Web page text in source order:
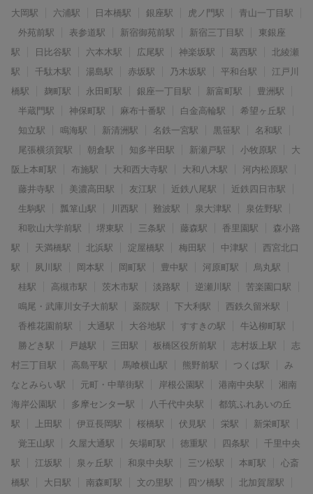
大岡駅
六浦駅 日本橋駅 銀座駅 虎ノ門駅
青山一丁目駅
外苑前駅
表参道駅 新宿御苑前駅 新宿三丁目駅
東銀座
駅
日比谷駅 六本木駅 広尾駅 神楽坂駅 葛西駅
北綾瀬
駅
千駄木駅 湯島駅 赤坂駅 乃木坂駅 平和台駅
江戸川
橋駅
麹町駅 永田町駅 銀座一丁目駅 新富町駅
豊洲駅
半蔵門駅
神保町駅 麻布十番駅 白金高輪駅
希望ヶ丘駅
知立駅
鳴海駅 新清洲駅 名鉄一宮駅 黒笹駅
名和駅
尾張横須賀駅
朝倉駅 知多半田駅 新瀬戸駅 小牧原駅
大
阪上本町駅
布施駅 大和西大寺駅 大和八木駅
河内松原駅
藤井寺駅
美濃高田駅 友江駅 近鉄八尾駅
近鉄四日市駅
生駒駅
瓢箪山駅 川西駅 難波駅 泉大津駅
泉佐野駅
和歌山大学前駅
堺東駅 三条駅 藤森駅 香里園駅
森小路
駅
天満橋駅 北浜駅 淀屋橋駅 梅田駅 中津駅
西宮北口
駅
夙川駅 岡本駅 岡町駅 豊中駅 河原町駅
烏丸駅
桂駅
高槻市駅 茨木市駅 淡路駅 逆瀬川駅
苦楽園口駅
鳴尾・武庫川女子大前駅
薬院駅 下大利駅
西鉄久留米駅
香椎花園前駅
大通駅 大谷地駅 すすきの駅
牛込柳町駅
勝どき駅
戸越駅 三田駅 板橋区役所前駅 志村坂上駅
志
村三丁目駅
高島平駅 馬喰横山駅 熊野前駅 つくば駅
み
なとみらい駅
元町・中華街駅 岸根公園駅 港南中央駅
湘南
海岸公園駅
多摩センター駅 八千代中央駅
都筑ふれあいの丘
駅
上田駅 伊豆長岡駅 桜橋駅 伏見駅 栄駅
新栄町駅
覚王山駅
久屋大通駅 矢場町駅 徳重駅 四条駅
千里中央
駅
江坂駅 泉ヶ丘駅 和泉中央駅 三ツ松駅 本町駅
心斎
橋駅
大日駅 南森町駅 文の里駅 四ツ橋駅
北加賀屋駅